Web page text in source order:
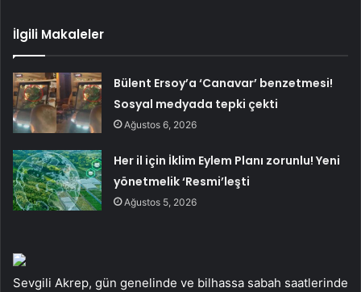
İlgili Makaleler
Bülent Ersoy’a ‘Canavar’ benzetmesi!
Sosyal medyada tepki çekti
Ağustos 6, 2026
Her il için İklim Eylem Planı zorunlu! Yeni
yönetmelik ‘Resmi’leşti
Ağustos 5, 2026
Sevgili Akrep, gün genelinde ve bilhassa sabah saatlerinde